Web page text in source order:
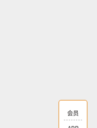
会员